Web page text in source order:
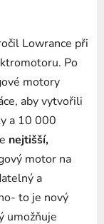
Lowrance při
Po
motory
aby vytvořili
a 10 000
nejtišší,
motor na
a
to je nový
umožňuje